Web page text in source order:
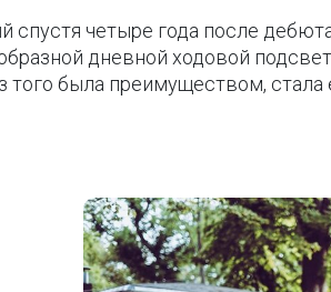
спустя четыре года после
дневной ходовой
того была преимуществом,